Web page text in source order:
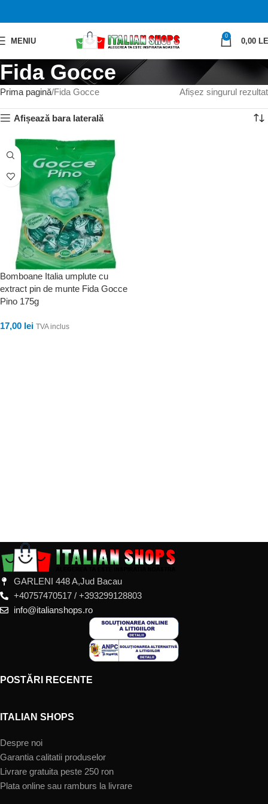
MENIU
0
0,00
Fida Gocce
Prima pagină Fida Gocce Afișez singurul rezultat
Afișează bara laterală
Bomboane Italia umplute cu
extract pin de munte Fida Gocce
Pino 175g
17,00 lei TVA inclus
GARLENI 448 A,Jud Bacau
+40757470517 / +393299128803
info@italianshops.ro
POSTĂRI RECENTE
ITALIAN SHOPS
Despre noi
Garantia calitatii produselor
Livrare gratuita peste 250 ron
Plata online sau ramburs la livrare